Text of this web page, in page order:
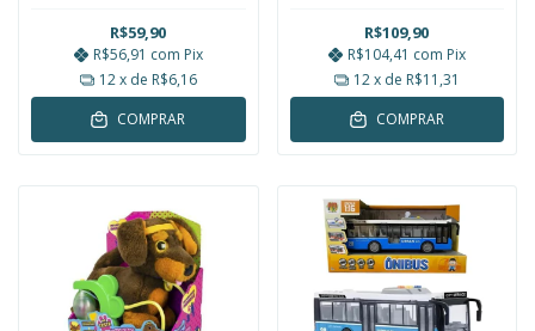
R$59,90
R$56,91 com Pix
12x de R$6,16
COMPRAR
R$109,90
R$104,41 com Pix
12x de R$11,31
COMPRAR